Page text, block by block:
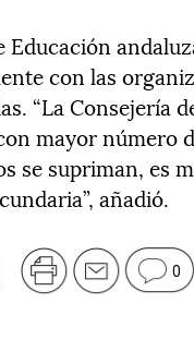
Educación
con las
“La Consejería
mayor número
se supriman, es
añadió.
0